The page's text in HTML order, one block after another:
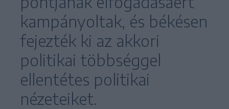
kampányoltak, és békésen
fejezték ki az akkori
politikai többséggel
ellentétes politikai
nézeteiket.